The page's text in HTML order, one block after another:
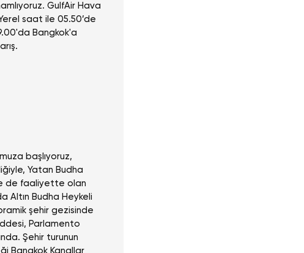
GulfAir Hava
saat ile 05.50’de
Bangkok'a
başlıyoruz,
Yatan Budha
de faaliyette olan
Altın Budha Heykeli
şehir gezisinde
Parlamento
Şehir turunun
Bangkok Kanallar